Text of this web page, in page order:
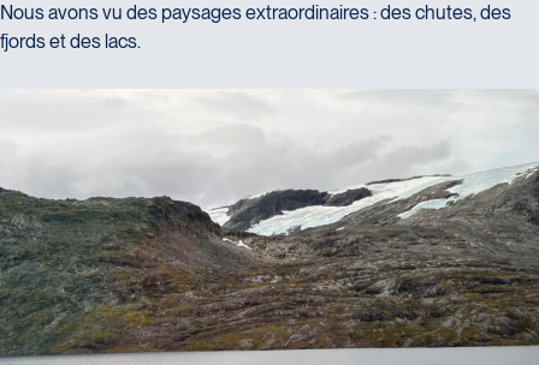
Nous avons vu des paysages extraordinaires : des chutes, des
fjords et des lacs.